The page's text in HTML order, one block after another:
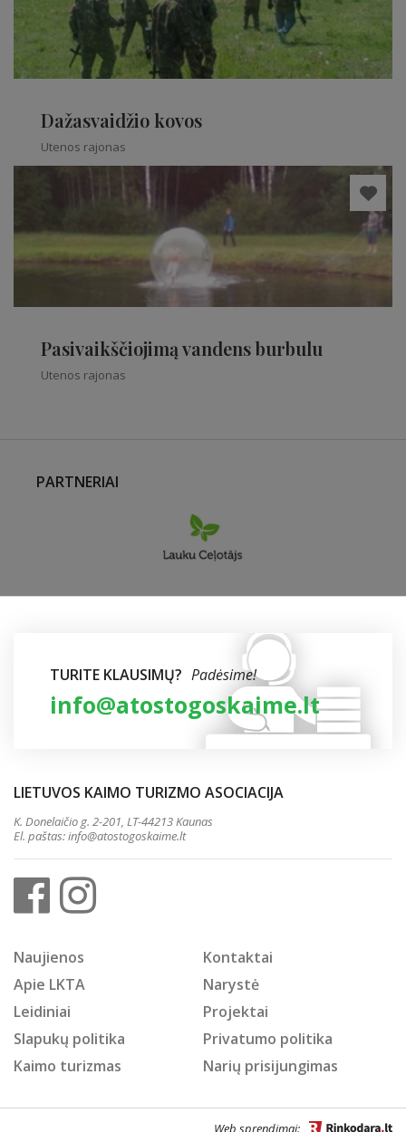
Dažasvaidžio kovos
Utenos rajonas
Pasivaikščiojimą vandens burbulu
Utenos rajonas
PARTNERIAI
TURITE KLAUSIMŲ? Padėsime!
info@atostogoskaime.lt
LIETUVOS KAIMO TURIZMO ASOCIACIJA
K. Donelaičio g. 2-201, LT-44213 Kaunas
El. paštas:info@atostogoskaime.lt
Naujienos
Kontaktai
Apie LKTA
Narystė
Leidiniai
Projektai
Slapukų politika
Privatumo politika
Kaimo turizmas
Narių prisijungimas
Web sprendimai: